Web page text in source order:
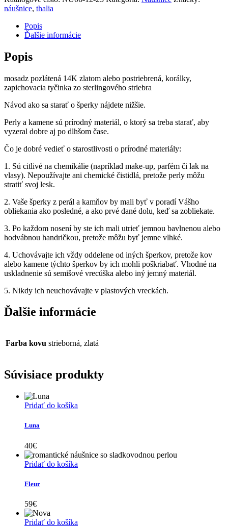
náušnice, thalia
Popis
Ďalšie informácie
Popis
mosadz pozlátená 14K zlatom alebo postriebrená, korálky,
zapichovacia tyčinka zo sterlingového striebra
Návod ako sa starať o šperky nájdete nižšie.
Perly a kamene sú prírodný materiál, o ktorý sa treba starať, aby
vyzeral dobre aj po dlhšom čase.
Čo je dobré vedieť o starostlivosti o prírodné materiály:
1. Sú citlivé na chemikálie (napríklad make-up, parfém či lak na
vlasy). Nepoužívajte ani chemické čistidlá, pretože perly môžu
stratiť svoj lesk.
2. Vaše šperky z perál a kamňov by mali byť v poradí Vášho
obliekania ako posledné, a ako prvé dané dolu, keď sa zobliekate.
3. Po každom nosení by ste ich mali utrieť jemnou bavlnenou alebo
hodvábnou handričkou, pretože môžu byť jemne vlhké.
4. Uchovávajte ich vždy oddelene od iných šperkov, pretože kov
alebo kamene týchto šperkov by ich mohli poškriabať. Vhodné na
uskladnenie sú semišové vrecúška alebo iný jemný materiál.
5. Nikdy ich neuchovávajte v plastových vreckách.
Ďalšie informácie
Farba kovu strieborná, zlatá
Súvisiace produkty
Pridať do košíka
Luna
40€
Pridať do košíka
Fleur
59€
Pridať do košíka